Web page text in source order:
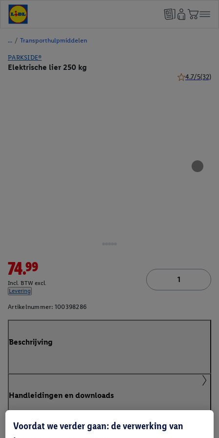
/ Transporthulpmiddelen
PARKSIDE®
Elektrische lier 250 kg
4.7/5(32)
74.99
Incl. BTW excl.
Levering
Artikelnummer: 100398286
Beschrijving
Handleidingen en downloads
Voordat we verder gaan: de verwerking van